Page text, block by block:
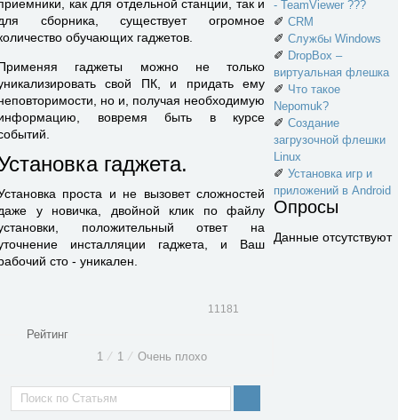
как для отдельной станции, так и
сборника, существует огромное
обучающих гаджетов.
гаджеты можно не только
свой ПК, и придать ему
но и, получая необходимую
вовремя быть в курсе
гаджета.
проста и не вызовет сложностей
у новичка, двойной клик по файлу
положительный ответ на
инсталляции гаджета, и Ваш
сто - уникален.
11181
Рейтинг
1 ⁄ 1 ⁄ Очень плохо
- TeamViewer ???
✐ CRM
✐ Службы Windows
✐ DropBox –
виртуальная флешка
✐ Что такое
Nepomuk?
✐ Создание
загрузочной флешки
Linux
✐ Установка игр и
приложений в Android
Опросы
Данные отсутствуют